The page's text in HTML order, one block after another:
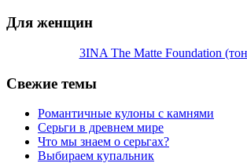
Для женщин
3INA The Matte Foundation
Свежие темы
Романтичные кулоны с камнями
Серьги в древнем мире
Что мы знаем о серьгах?
Выбираем купальник